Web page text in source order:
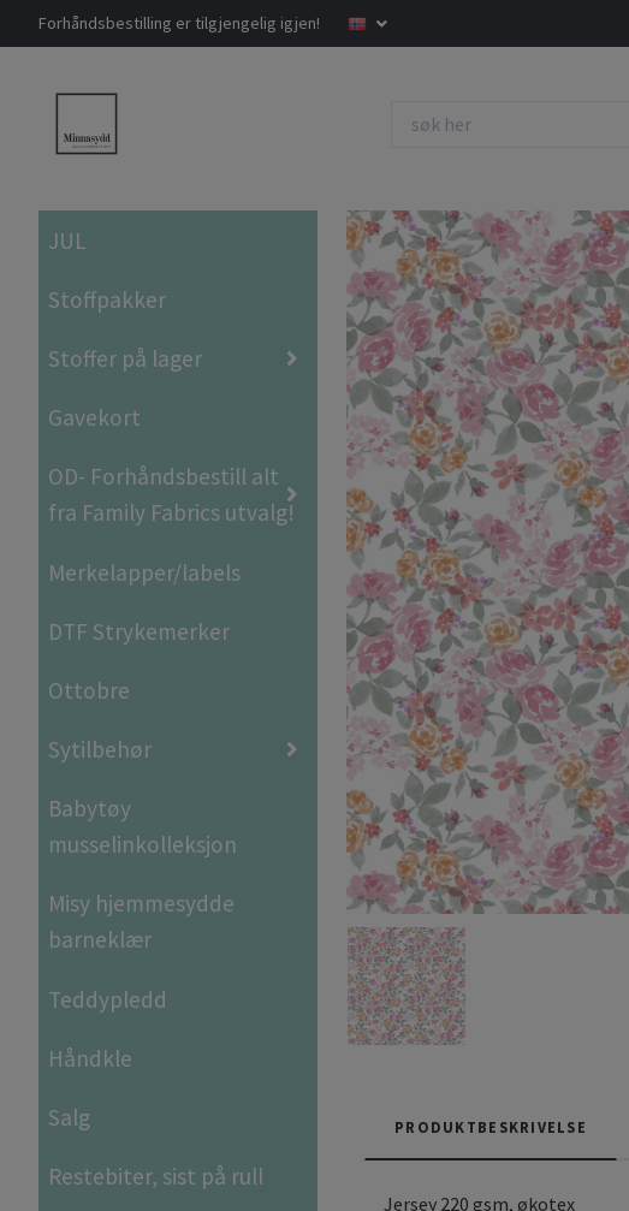
Forhåndsbestilling er tilgjengelig igjen!
JUL
Stoffpakker
Stoffer på lager
Gavekort
OD- Forhåndsbestill alt
fra Family Fabrics utvalg!
Merkelapper/labels
DTF Strykemerker
Ottobre
Sytilbehør
Babytøy
musselinkolleksjon
Misy hjemmesydde
barneklær
Teddypledd
Håndkle
Salg
Restebiter, sist på rull
PRODUKTBESKRIVELSE
Jersey 220 gsm, økotex